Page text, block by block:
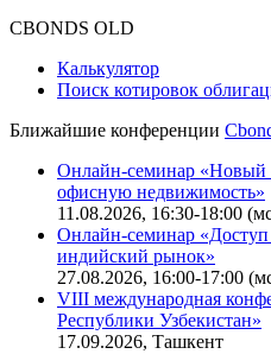
CBONDS OLD
Калькулятор
Поиск котировок
Ближайшие конференции
Онлайн-семинар «Новый
офисную недвижимость»
11.08.2026, 16:30-18:00
Онлайн-семинар
индийский рынок»
27.08.2026, 16:00-17:00
VIII международная
Республики Узбекистан»
17.09.2026, Ташкент